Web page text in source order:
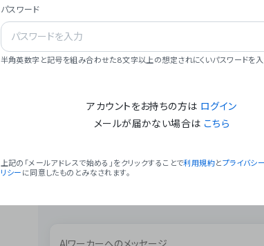
- **ビジョン**: 「Global Business
### 会社概要
パスワード
半角英数字と記号を組み合わせた8文字以上の想定されにくいパスワードを入
アカウントをお持ちの方は ログイン
メールが届かない場合は こちら
上記の「メールアドレスで始める」をクリックすることで利用規約とプライバシ
リシー に同意したものとみなされます。